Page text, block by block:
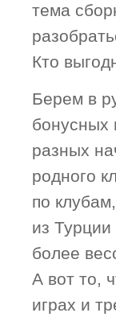
тема
Кто
Берем в
бонусных
разных
родного
по
из
более
А вот то,
играх и